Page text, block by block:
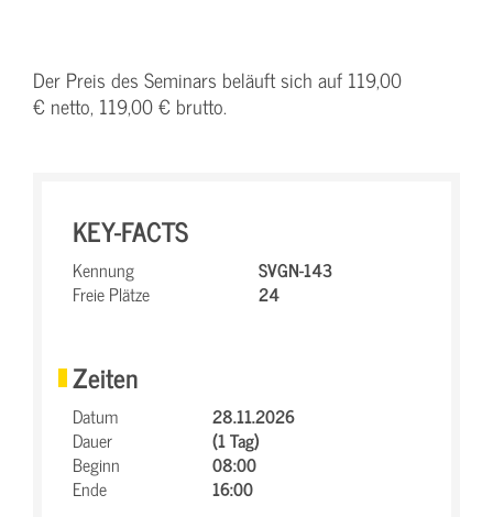
Der Preis des Seminars beläuft sich auf 119,00
€ netto, 119,00 € brutto.
KEY-FACTS
Kennung
SVGN-143
Freie Plätze
24
Zeiten
Datum
28.11.2026
Dauer
(1 Tag)
Beginn
08:00
Ende
16:00